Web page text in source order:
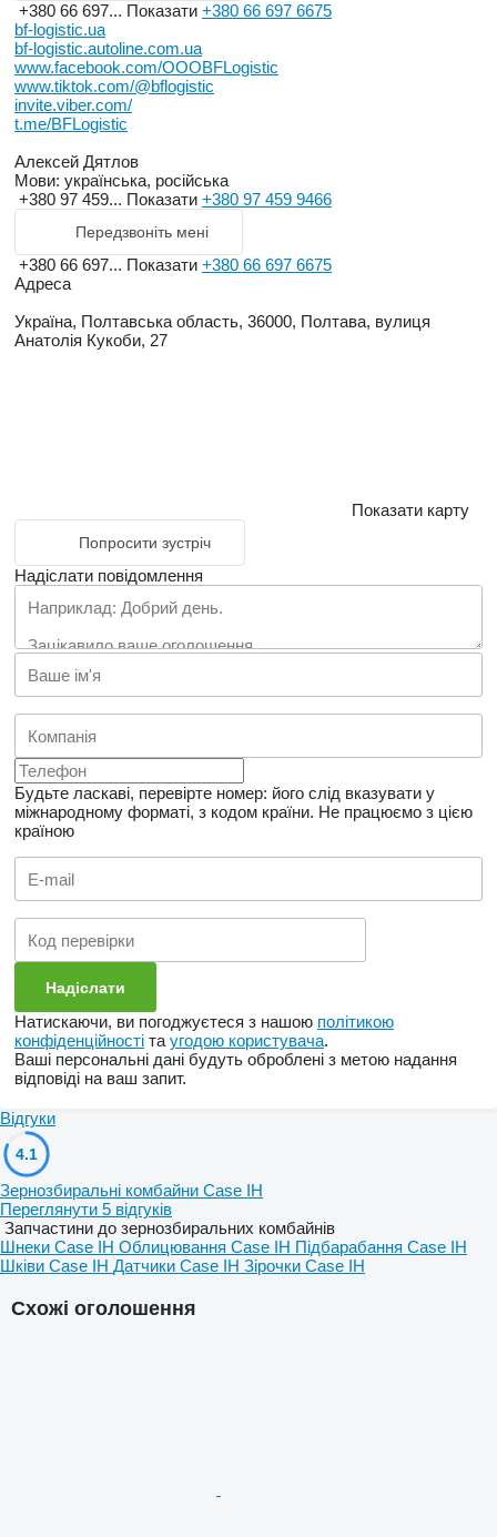
+380 66 697... Показати +380 66 697 6675
bf-logistic.ua
bf-logistic.autoline.com.ua
www.facebook.com/OOOBFLogistic
www.tiktok.com/@bflogistic
invite.viber.com/
t.me/BFLogistic
Алексей Дятлов
Мови: українська, російська
+380 97 459... Показати +380 97 459 9466
Передзвоніть мені
+380 66 697... Показати +380 66 697 6675
Адреса
Україна, Полтавська область, 36000, Полтава, вулиця
Анатолія Кукоби, 27
Показати карту
Попросити зустріч
Надіслати повідомлення
Будьте ласкаві, перевірте номер: його слід вказувати у
міжнародному форматі, з кодом країни. Не працюємо з цією
країною
Натискаючи, ви погоджуєтеся з нашою політикою
конфіденційності та угодою користувача.
Ваші персональні дані будуть оброблені з метою надання
відповіді на ваш запит.
Схожі оголошення
Відгуки
4.1
Зернозбиральні комбайни Case IH
Переглянути 5 відгуків
Запчастини до зернозбиральних комбайнів
Шнеки Case IH Облицювання Case IH Підбарабання Case IH
Шківи Case IH Датчики Case IH Зірочки Case IH